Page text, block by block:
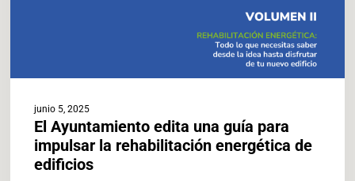
junio 5, 2025
El Ayuntamiento edita una guía para
impulsar la rehabilitación energética de
edificios